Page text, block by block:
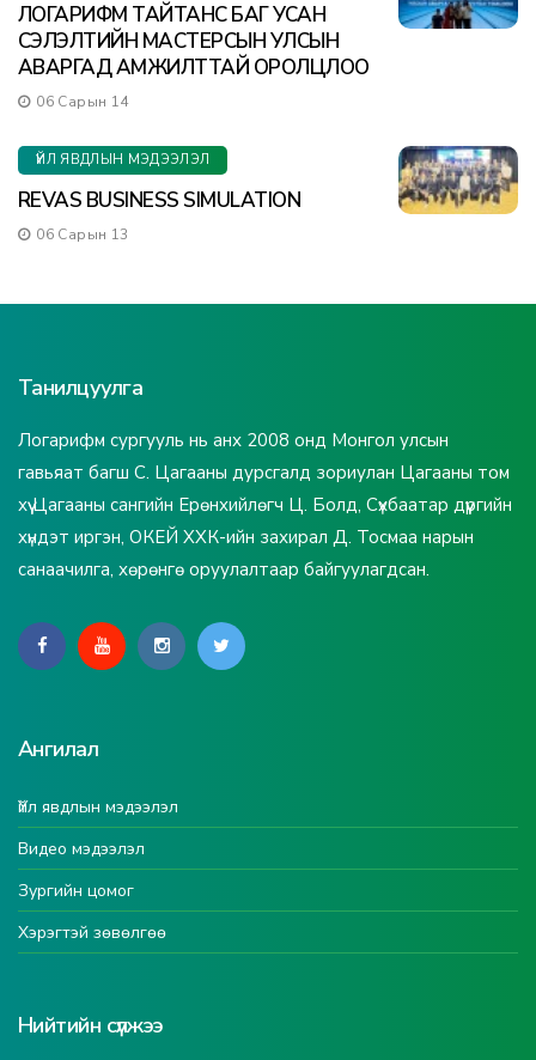
ЛОГАРИФМ ТАЙТАНС БАГ УСАН
СЭЛЭЛТИЙН МАСТЕРСЫН УЛСЫН
АВАРГАД АМЖИЛТТАЙ ОРОЛЦЛОО
06 Сарын 14
ҮЙЛ ЯВДЛЫН МЭДЭЭЛЭЛ
REVAS BUSINESS SIMULATION
06 Сарын 13
Танилцуулга
Логарифм сургууль нь анх 2008 онд Монгол улсын
гавьяат багш С. Цагааны дурсгалд зориулан Цагааны том
хүү Цагааны сангийн Ерөнхийлөгч Ц. Болд, Сүхбаатар дүүргийн
хүндэт иргэн, ОКЕЙ ХХК-ийн захирал Д. Тосмаа нарын
санаачилга, хөрөнгө оруулалтаар байгуулагдсан.
Ангилал
Үйл явдлын мэдээлэл
Видео мэдээлэл
Зургийн цомог
Хэрэгтэй зөвөлгөө
Нийтийн сүлжээ